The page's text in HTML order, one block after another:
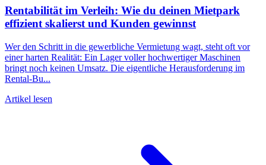
Rentabilität im Verleih: Wie du deinen Mietpark
effizient skalierst und Kunden gewinnst
Wer den Schritt in die gewerbliche Vermietung wagt, steht oft vor
einer harten Realität: Ein Lager voller hochwertiger Maschinen
bringt noch keinen Umsatz. Die eigentliche Herausforderung im
Rental-Bu...
Artikel lesen